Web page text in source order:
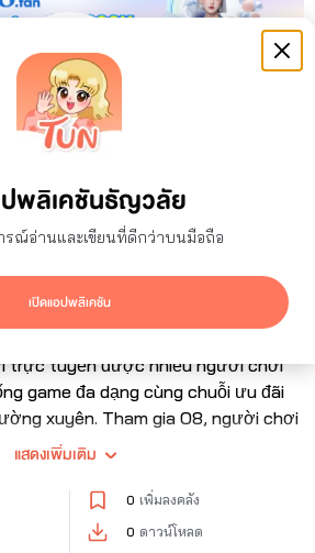
ปพลิเคชันธัญวลัย
รณ์อ่านและเขียนที่ดีกว่าบนมือถือ
เปิดแอปพลิเคชัน
o8fan
ตาม กำลังติดตาม
ติดตาม
trực tuyến được nhiều người chơi
game đa dạng cùng chuỗi ưu đãi
xuyên. Tham gia O8, người chơi
không gian giải trí hiện đại, mượt mà
viên lâu năm.
แสดงเพิ่มเติม
0 เพิ่มลงคลัง
0 ดาวน์โหลด